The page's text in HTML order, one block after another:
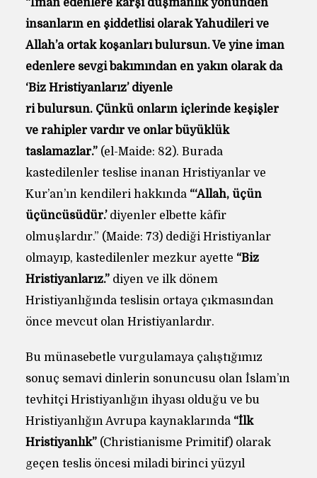
“İman edenlere karşı düşmanlık yönünden
insanların en şiddetlisi olarak Yahudileri ve
Allah’a ortak koşanları bulursun. Ve yine iman
edenlere sevgi bakımından en yakın olarak da
‘Biz Hristiyanlarız’ diyenle
ri bulursun. Çünkü onların içlerinde keşişler
ve rahipler vardır ve onlar büyüklük
taslamazlar.”(el-Maide: 82). Burada
kastedilenler teslise inanan Hristiyanlar ve
Kur’an’ın kendileri hakkında “‘Allah, üçün
üçüncüsüdür.’diyenler elbette kâfir
olmuşlardır.” (Maide: 73) dediği Hristiyanlar
olmayıp, kastedilenler mezkur ayette “Biz
Hristiyanlarız.” diyen ve ilk dönem
Hristiyanlığında teslisin ortaya çıkmasından
önce mevcut olan Hristiyanlardır.
Bu münasebetle vurgulamaya çalıştığımız
sonuç semavi dinlerin sonuncusu olan İslam’ın
tevhitçi Hristiyanlığın ihyası olduğu ve bu
Hristiyanlığın Avrupa kaynaklarında “İlk
Hristiyanlık”(Christianisme Primitif) olarak
geçen teslis öncesi miladi birinci yüzyıl